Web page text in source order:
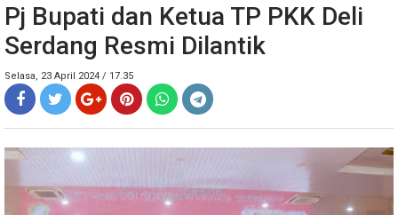
Pj Bupati dan Ketua TP PKK Deli
Serdang Resmi Dilantik
Selasa, 23 April 2024 / 17.35